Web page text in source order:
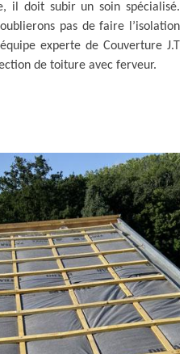
il doit subir un soin spécialisé.
pas de faire l’isolation
experte de Couverture J.T
de toiture avec ferveur.